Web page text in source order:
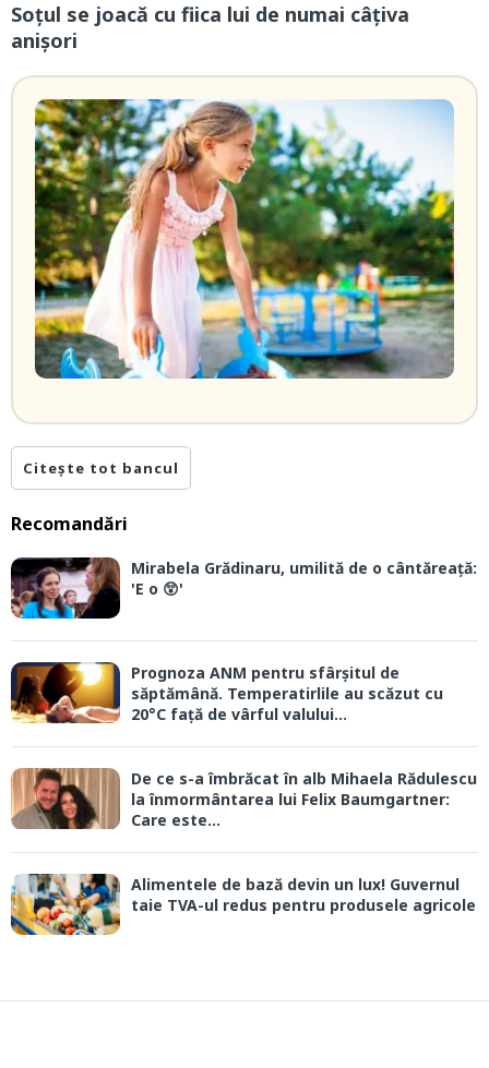
Soțul se joacă cu fiica lui de numai câțiva
anișori
Citește tot bancul
Recomandări
Mirabela Grădinaru, umilită de o cântăreață:
'E o 😲'
Prognoza ANM pentru sfârșitul de
săptămână. Temperatirlile au scăzut cu
20°C față de vârful valului...
De ce s-a îmbrăcat în alb Mihaela Rădulescu
la înmormântarea lui Felix Baumgartner:
Care este...
Alimentele de bază devin un lux! Guvernul
taie TVA-ul redus pentru produsele agricole